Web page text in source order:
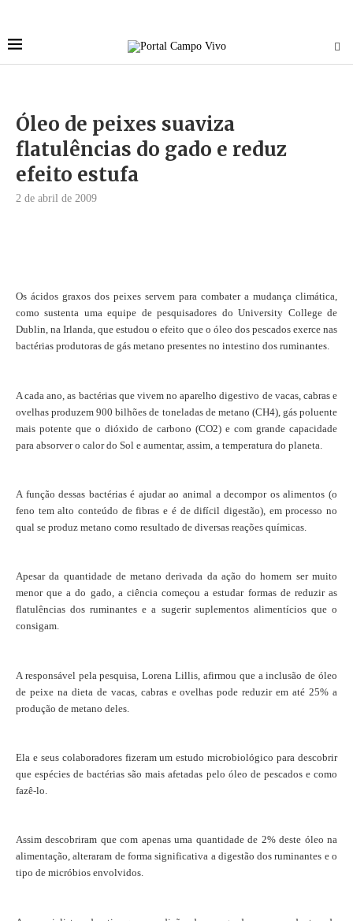
Óleo de peixes suaviza
flatulências do gado e reduz
efeito estufa
2 de abril de 2009
Os ácidos graxos dos peixes servem para combater a mudança climática,
como sustenta uma equipe de pesquisadores do University College de
Dublin, na Irlanda, que estudou o efeito que o óleo dos pescados exerce nas
bactérias produtoras de gás metano presentes no intestino dos ruminantes.
A cada ano, as bactérias que vivem no aparelho digestivo de vacas, cabras e
ovelhas produzem 900 bilhões de toneladas de metano (CH4), gás poluente
mais potente que o dióxido de carbono (CO2) e com grande capacidade
para absorver o calor do Sol e aumentar, assim, a temperatura do planeta.
A função dessas bactérias é ajudar ao animal a decompor os alimentos (o
feno tem alto conteúdo de fibras e é de difícil digestão), em processo no
qual se produz metano como resultado de diversas reações químicas.
Apesar da quantidade de metano derivada da ação do homem ser muito
menor que a do gado, a ciência começou a estudar formas de reduzir as
flatulências dos ruminantes e a sugerir suplementos alimentícios que o
consigam.
A responsável pela pesquisa, Lorena Lillis, afirmou que a inclusão de óleo
de peixe na dieta de vacas, cabras e ovelhas pode reduzir em até 25% a
produção de metano deles.
Ela e seus colaboradores fizeram um estudo microbiológico para descobrir
que espécies de bactérias são mais afetadas pelo óleo de pescados e como
fazê-lo.
Assim descobriram que com apenas uma quantidade de 2% deste óleo na
alimentação, alteraram de forma significativa a digestão dos ruminantes e o
tipo de micróbios envolvidos.